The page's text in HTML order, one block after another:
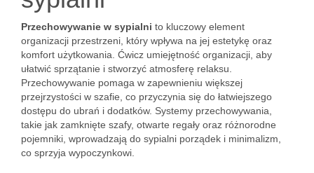
Przechowywanie w sypialni to kluczowy element
organizacji przestrzeni, który wpływa na jej estetykę oraz
komfort użytkowania. Ćwicz umiejętność organizacji, aby
ułatwić sprzątanie i stworzyć atmosferę relaksu.
Przechowywanie pomaga w zapewnieniu większej
przejrzystości w szafie, co przyczynia się do łatwiejszego
dostępu do ubrań i dodatków. Systemy przechowywania,
takie jak zamknięte szafy, otwarte regały oraz różnorodne
pojemniki, wprowadzają do sypialni porządek i minimalizm,
co sprzyja wypoczynkowi.